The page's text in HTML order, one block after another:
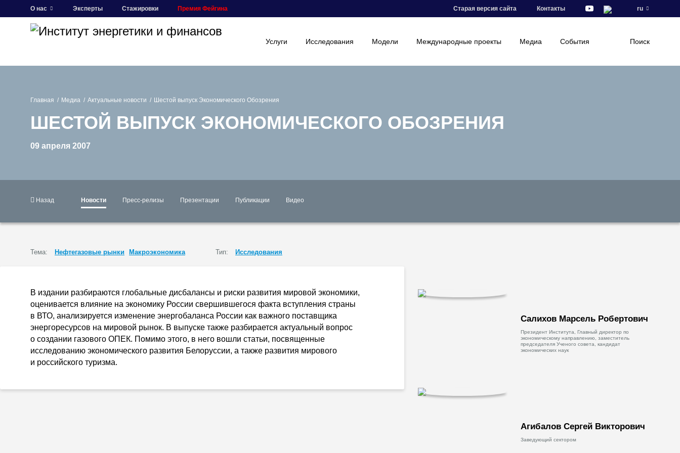
О нас Эксперты Стажировки Премия Фейгина Старая версия сайта Контакты ru
Услуги Исследования Модели Международные проекты Медиа События Поиск
Главная Медиа Актуальные новости Шестой выпуск Экономического Обозрения
ШЕСТОЙ ВЫПУСК ЭКОНОМИЧЕСКОГО ОБОЗРЕНИЯ
09 апреля 2007
Назад Новости Пресс-релизы Презентации Публикации Видео
Тема: Нефтегазовые рынки Макроэкономика Тип: Исследования
В издании разбираются глобальные дисбалансы и риски развития мировой экономики,
оценивается влияние на экономику России свершившегося факта вступления страны
в ВТО, анализируется изменение энергобаланса России как важного поставщика
энергоресурсов на мировой рынок. В выпуске также разбирается актуальный вопрос
о создании газового ОПЕК. Помимо этого, в него вошли статьи, посвященные
исследованию экономического развития Белоруссии, а также развития мирового
и российского туризма.
Салихов Марсель Робертович
Президент Института, Главный директор по
экономическому направлению, заместитель
председателя Ученого совета, кандидат
экономических наук
Агибалов Сергей Викторович
Заведующий сектором